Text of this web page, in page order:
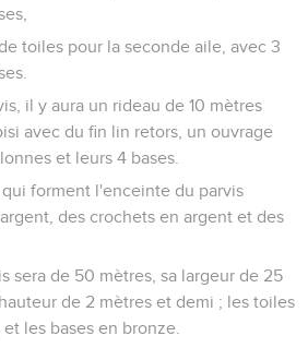
toiles pour la seconde aile, avec 3
il y aura un rideau de 10 mètres
avec du fin lin retors, un ouvrage
et leurs 4 bases.
forment l'enceinte du parvis
des crochets en argent et des
sera de 50 mètres, sa largeur de 25
de 2 mètres et demi ; les toiles
les bases en bronze.